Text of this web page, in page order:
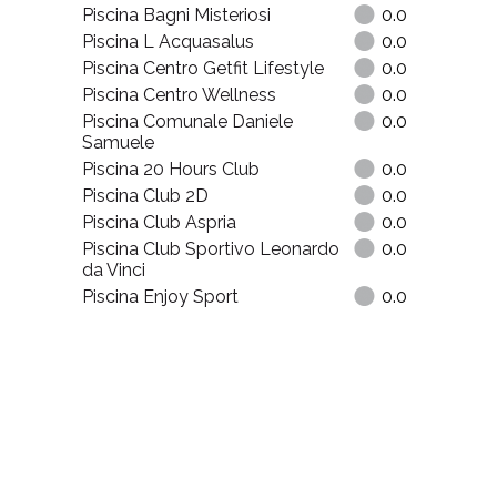
Piscina Bagni Misteriosi
0.0
Piscina L Acquasalus
0.0
Piscina Centro Getfit Lifestyle
0.0
Piscina Centro Wellness
0.0
Piscina Comunale Daniele
Samuele
0.0
Piscina 20 Hours Club
0.0
Piscina Club 2D
0.0
Piscina Club Aspria
0.0
Piscina Club Sportivo Leonardo
da Vinci
0.0
Piscina Enjoy Sport 0.0